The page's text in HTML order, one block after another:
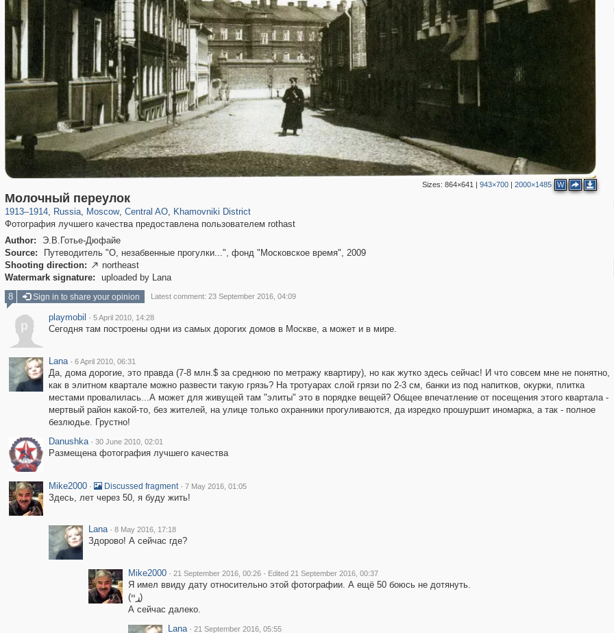
Sizes: 864×641 | 943×700| 2000×1485 W
Молочный переулок
1913–1914, Russia
1,406,195 29,243
, Moscow
319,779 8,286
, Central AO
159,978
, Khamovniki District
Фотография лучшего качества предоставлена пользователем rothast
Author:
Э.В.Готье-Дюфайе
Source:
Путеводитель "О, незабвенные прогулки...", фонд "Московское время", 2009
Shooting direction:  northeast
Watermark signature:
uploaded by Lana
8
Sign in to share your opinion Latest comment: 23 September 2016, 04:09
p
playmobil · 5 April 2010, 14:28
Сегодня там построены одни из самых дорогих домов в Москве, а может и в мире.
Lana · 6 April 2010, 06:31
Да, дома дорогие, это правда (7-8 млн.$ за среднюю по метражу квартиру), но как жутко здесь сейчас! И что совсем мне не понятно,
как в элитном квартале можно развести такую грязь? На тротуарах слой грязи по 2-3 см, банки из под напитков, окурки, плитка
местами провалилась...А может для живущей там "элиты" это в порядке вещей? Общее впечатление от посещения этого квартала -
мертвый район какой-то, без жителей, на улице только охранники прогуливаются, да изредко прошуршит иномарка, а так - полное
безлюдье. Грустно!
Danushka · 30 June 2010, 02:01
Размещена фотография лучшего качества
Mike2000 · Discussed fragment · 7 May 2016, 01:05
Здесь, лет через 50, я буду жить!
Lana · 8 May 2016, 17:18
Здорово! А сейчас где?
Mike2000 · 21 September 2016, 00:26 · Edited 21 September 2016, 00:37
Я имел ввиду дату относительно этой фотографии. А ещё 50 боюсь не дотянуть.
(ړײ)
А сейчас далеко.
Lana · 21 September 2016, 05:55